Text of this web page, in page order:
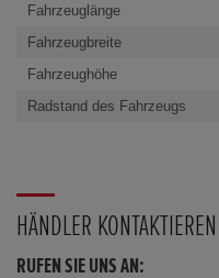
Fahrzeuglänge
Fahrzeugbreite
Fahrzeughöhe
Radstand des Fahrzeugs
HÄNDLER KONTAKTIEREN
RUFEN SIE UNS AN: